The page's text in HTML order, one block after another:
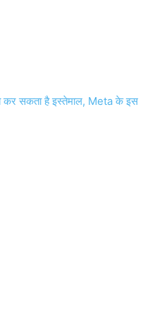
कर सकता है इस्तेमाल, Meta के इस